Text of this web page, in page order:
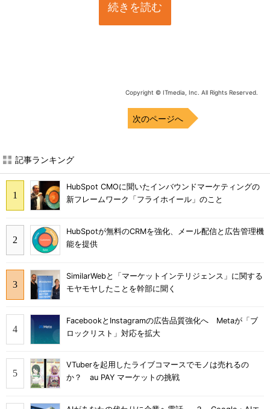
続きを読む
Copyright © ITmedia, Inc. All Rights Reserved.
次のページへ
記事ランキング
HubSpot CMOに聞いたインバウンドマーケティングの
新フレームワーク「フライホイール」のこと
HubSpotが無料のCRMを強化、メール配信と広告管理機
能を提供
SimilarWebと「マーケットインテリジェンス」に関する
モヤモヤしたことを幹部に聞く
FacebookとInstagramの広告品質強化へ Metaが「ブ
ロックリスト」対応を拡大
VTuberを起用したライブコマースでモノは売れるの
か？ au PAY マーケットの挑戦